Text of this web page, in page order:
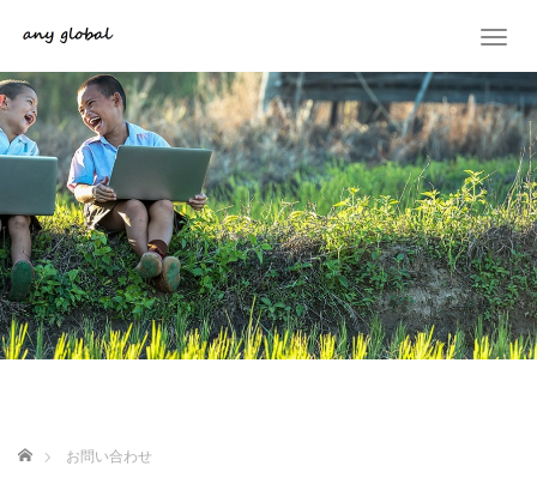
T
g
g
l
e
n
a
v
i
g
a
t
i
ホーム お問い合わせ